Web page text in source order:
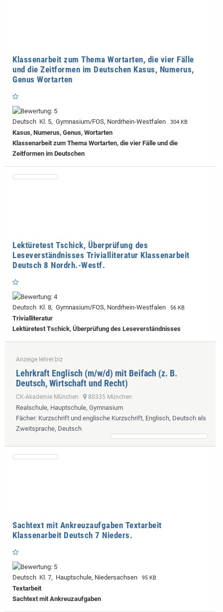
Klassenarbeit zum Thema Wortarten, die vier Fälle
und die Zeitformen im Deutschen Kasus, Numerus,
Genus Wortarten
Deutsch Kl. 5, Gymnasium/FOS, Nordrhein-Westfalen 304 KB
Kasus, Numerus, Genus, Wortarten
Klassenarbeit zum Thema Wortarten, die vier Fälle und die
Zeitformen im Deutschen
Lektüretest Tschick, Überprüfung des
Leseverständnisses Trivialliteratur Klassenarbeit
Deutsch 8 Nordrh.-Westf.
Deutsch Kl. 8, Gymnasium/FOS, Nordrhein-Westfalen 56 KB
Trivialliteratur
Lektüretest Tschick, Überprüfung des Leseverständnisses
Anzeige lehrer.biz
Lehrkraft Englisch (m/w/d) mit Beifach (z. B.
Deutsch, Wirtschaft und Recht)
CK-Akademie München 80335 München
Realschule, Hauptschule, Gymnasium
Fächer: Kurzschrift und englische Kurzschrift, Englisch, Deutsch als
Zweitsprache, Deutsch
Sachtext mit Ankreuzaufgaben Textarbeit
Klassenarbeit Deutsch 7 Nieders.
Deutsch Kl. 7, Hauptschule, Niedersachsen 95 KB
Textarbeit
Sachtext mit Ankreuzaufgaben